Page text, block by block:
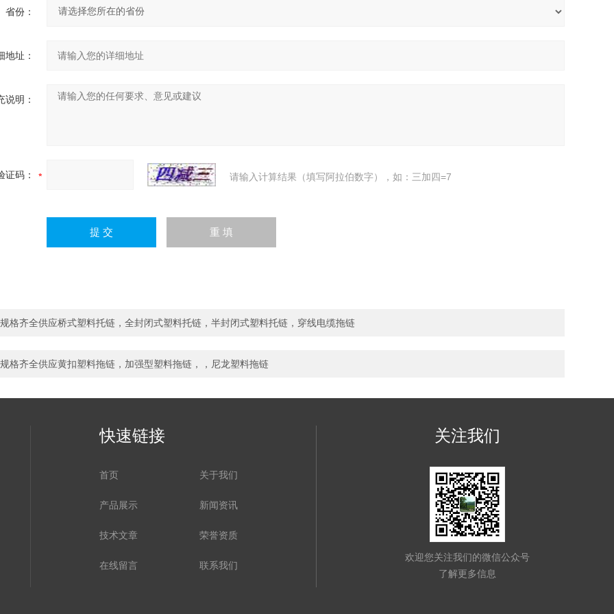
省份：
地址：
说明：
证码： 请输入计算结果（填写阿拉伯数字），如：三加四=7
规格齐全供应桥式塑料托链，全封闭式塑料托链，半封闭式塑料托链，穿线电缆拖链
规格齐全供应黄扣塑料拖链，加强型塑料拖链，，尼龙塑料拖链
快速链接
首页 关于我们
产品展示 新闻资讯
技术文章 荣誉资质
在线留言 联系我们
关注我们
欢迎您关注我们的微信公众号
了解更多信息